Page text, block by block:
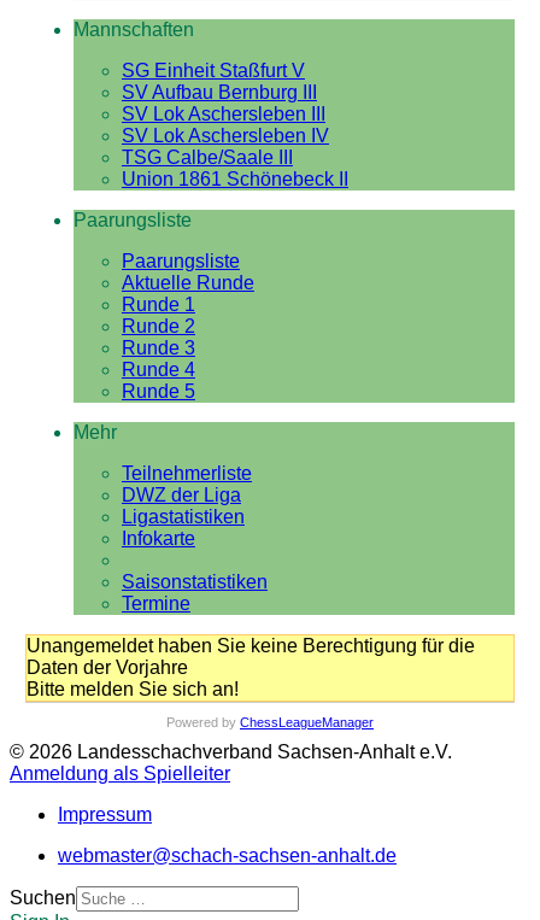
Mannschaften
SG Einheit Staßfurt V
SV Aufbau Bernburg III
SV Lok Aschersleben III
SV Lok Aschersleben IV
TSG Calbe/Saale III
Union 1861 Schönebeck II
Paarungsliste
Paarungsliste
Aktuelle Runde
Runde 1
Runde 2
Runde 3
Runde 4
Runde 5
Mehr
Teilnehmerliste
DWZ der Liga
Ligastatistiken
Infokarte
Saisonstatistiken
Termine
Unangemeldet haben Sie keine Berechtigung für die
Daten der Vorjahre
Bitte melden Sie sich an!
Powered by ChessLeagueManager
© 2026 Landesschachverband Sachsen-Anhalt e.V.
Anmeldung als Spielleiter
Impressum
webmaster@schach-sachsen-anhalt.de
Suchen